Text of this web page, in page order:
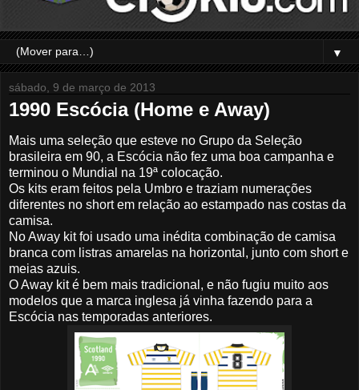
▼
sábado, 9 de março de 2013
1990 Escócia (Home e Away)
Mais uma seleção que esteve no Grupo da Seleção
brasileira em 90, a Escócia não fez uma boa campanha e
terminou o Mundial na 19ª colocação.
Os kits eram feitos pela Umbro e traziam numerações
diferentes no short em relação ao estampado nas costas da
camisa.
No Away kit foi usado uma inédita combinação de camisa
branca com listras amarelas na horizontal, junto com short e
meias azuis.
O Away kit é bem mais tradicional, e não fugiu muito aos
modelos que a marca inglesa já vinha fazendo para a
Escócia nas temporadas anteriores.